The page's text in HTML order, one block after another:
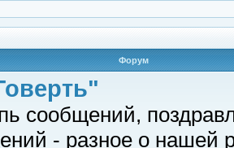
Форум
сообщений,
- разное о нашей